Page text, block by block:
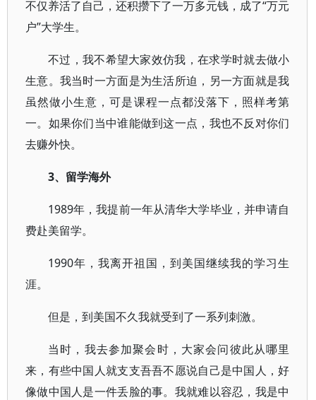
不仅养活了自己，还积攒下了一万多元钱，成了“万元
户”大学生。
不过，我不希望大家效仿我，在求学时就去做小
生意。我当时一方面是为生活所迫，另一方面就是我
虽然做小生意，可是课程一点都没落下，照样考第
一。如果你们当中谁能做到这一点，我也不反对你们
去赚外快。
3、留学海外
1989年，我提前一年从清华大学毕业，并申请自
费赴美留学。
1990年，我离开祖国，到美国继续我的学习生
涯。
但是，到美国不久我就受到了一系列刺激。
当时，我去参加聚会时，大家会问彼此从哪里
来，有些中国人就支支吾吾不愿说自己是中国人，好
像做中国人是一件丢脸的事。我就难以容忍，我是中